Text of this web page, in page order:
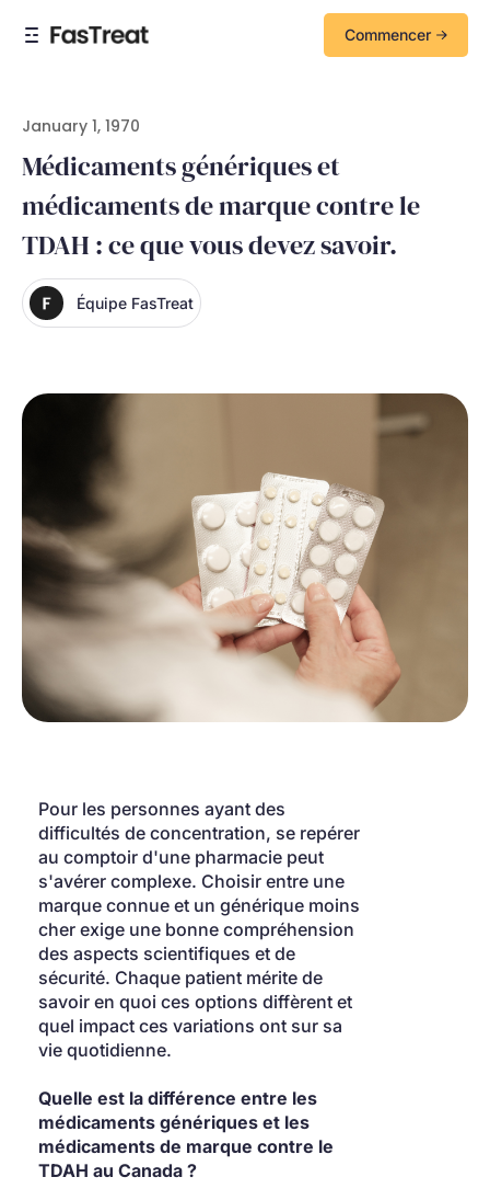
Commencer
January 1, 1970
Médicaments génériques et
médicaments de marque contre le
TDAH : ce que vous devez savoir.
Équipe FasTreat
Pour les personnes ayant des
difficultés de concentration, se repérer
au comptoir d'une pharmacie peut
s'avérer complexe. Choisir entre une
marque connue et un générique moins
cher exige une bonne compréhension
des aspects scientifiques et de
sécurité. Chaque patient mérite de
savoir en quoi ces options diffèrent et
quel impact ces variations ont sur sa
vie quotidienne.
Quelle est la différence entre les
médicaments génériques et les
médicaments de marque contre le
TDAH au Canada ?